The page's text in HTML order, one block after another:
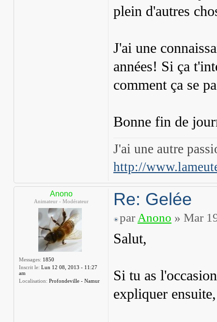
plein d'autres
J'ai une
années! Si ça
comment ça se
Bonne fin de
J'ai une autre
http://
Anono
Animateur - Modérateur
Messages: 1850
Inscrit le: Lun 12 08, 2013 - 11:27
am
Localisation: Profondeville - Namur
Re: Gelée
par Anono » Mar
Salut,
Si tu as
expliquer